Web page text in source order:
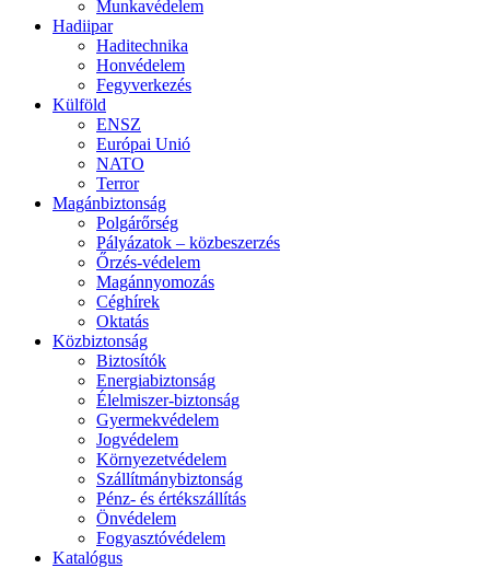
Munkavédelem
Hadiipar
Haditechnika
Honvédelem
Fegyverkezés
Külföld
ENSZ
Európai Unió
NATO
Terror
Magánbiztonság
Polgárőrség
Pályázatok – közbeszerzés
Őrzés-védelem
Magánnyomozás
Céghírek
Oktatás
Közbiztonság
Biztosítók
Energiabiztonság
Élelmiszer-biztonság
Gyermekvédelem
Jogvédelem
Környezetvédelem
Szállítmánybiztonság
Pénz- és értékszállítás
Önvédelem
Fogyasztóvédelem
Katalógus